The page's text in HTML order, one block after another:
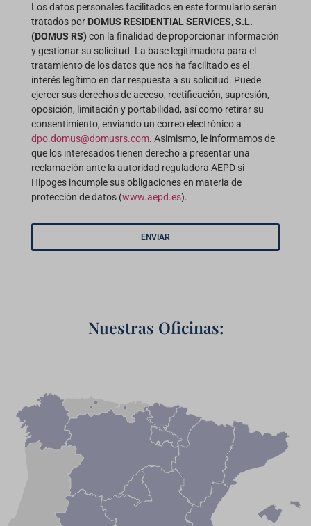
Los datos personales facilitados en este formulario serán
tratados por DOMUS RESIDENTIAL SERVICES, S.L.
(DOMUS RS) con la finalidad de proporcionar información
y gestionar su solicitud. La base legitimadora para el
tratamiento de los datos que nos ha facilitado es el
interés legítimo en dar respuesta a su solicitud. Puede
ejercer sus derechos de acceso, rectificación, supresión,
oposición, limitación y portabilidad, así como retirar su
consentimiento, enviando un correo electrónico a
dpo.domus@domusrs.com. Asimismo, le informamos de
que los interesados tienen derecho a presentar una
reclamación ante la autoridad reguladora AEPD si
Hipoges incumple sus obligaciones en materia de
protección de datos (www.aepd.es).
ENVIAR
Nuestras Oficinas: